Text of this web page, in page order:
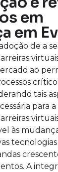
em
em
de a
ao
tais
para
às
A